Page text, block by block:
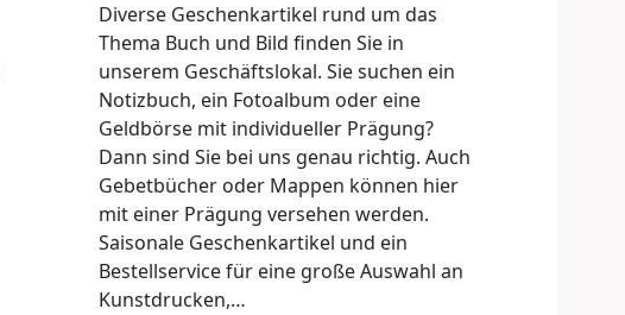
Diverse Geschenkartikel rund um das
Thema Buch und Bild finden Sie in
unserem Geschäftslokal. Sie suchen ein
Notizbuch, ein Fotoalbum oder eine
Geldbörse mit individueller Prägung?
Dann sind Sie bei uns genau richtig. Auch
Gebetbücher oder Mappen können hier
mit einer Prägung versehen werden.
Saisonale Geschenkartikel und ein
Bestellservice für eine große Auswahl an
Kunstdrucken,…